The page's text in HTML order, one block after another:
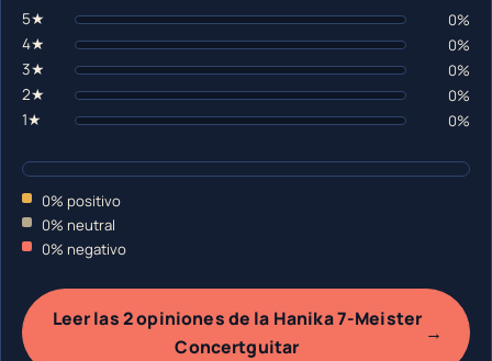
5★
0%
4★
0%
3★
0%
2★
0%
1★
0%
0% positivo
0% neutral
0% negativo
Leer las 2 opiniones de la Hanika 7-Meister
Concertguitar
→